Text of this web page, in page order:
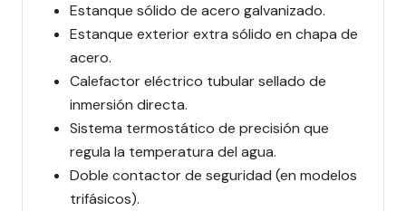
Estanque sólido de acero galvanizado.
Estanque exterior extra sólido en chapa de
acero.
Calefactor eléctrico tubular sellado de
inmersión directa.
Sistema termostático de precisión que
regula la temperatura del agua.
Doble contactor de seguridad (en modelos
trifásicos).